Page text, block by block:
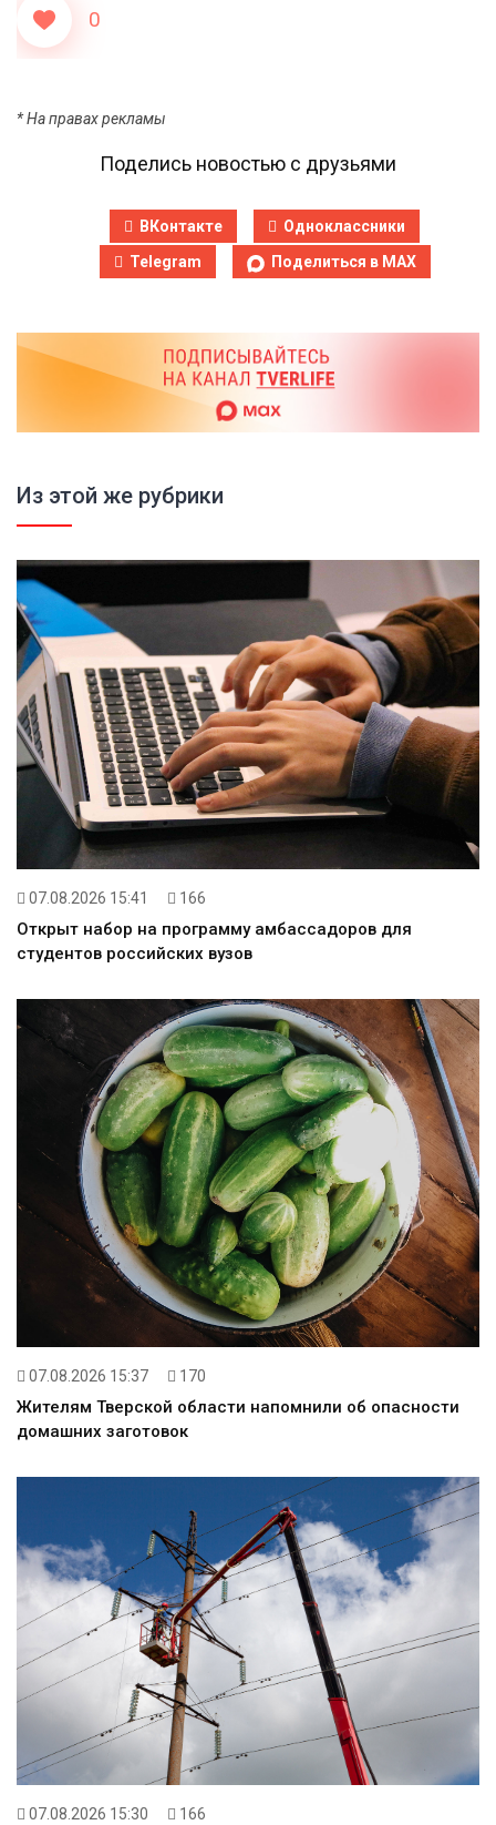
0
* На правах рекламы
Поделись новостью с друзьями
ВКонтакте
Одноклассники
Telegram
Поделиться в MAX
Из этой же рубрики
07.08.2026 15:41 166
Открыт набор на программу амбассадоров для
студентов российских вузов
07.08.2026 15:37 170
Жителям Тверской области напомнили об опасности
домашних заготовок
07.08.2026 15:30 166